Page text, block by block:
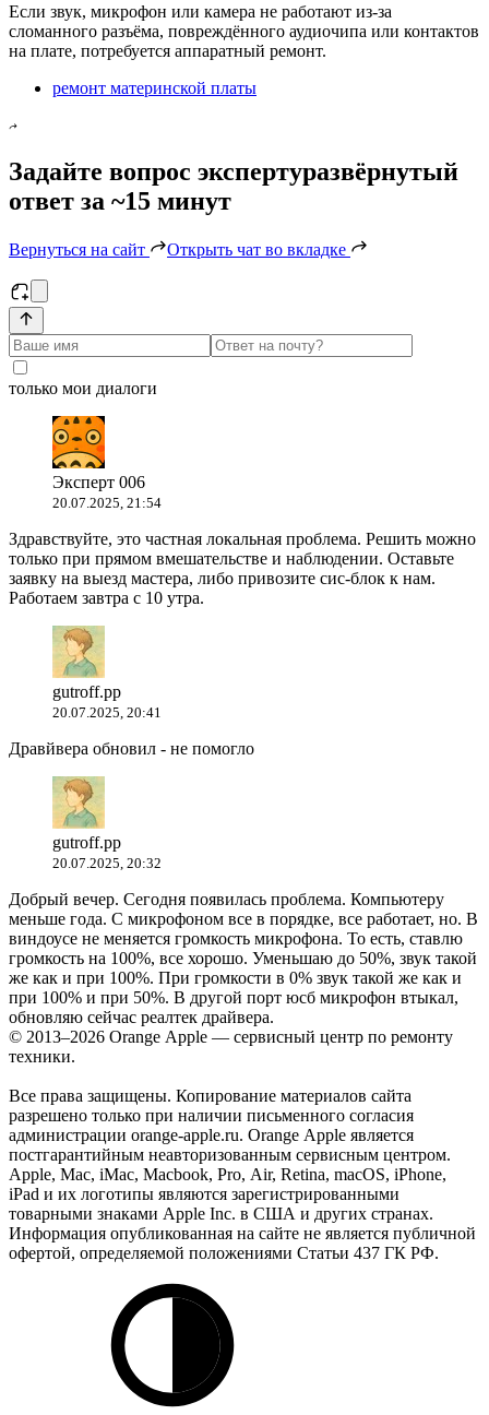
Если звук, микрофон или камера не работают из-за
сломанного разъёма, повреждённого аудиочипа или контактов
на плате, потребуется аппаратный ремонт.
ремонт материнской платы
Задайте вопрос экспертуразвёрнутый
ответ за ~15 минут
Вернуться на сайт Открыть чат во вкладке
только мои диалоги
Эксперт 006
20.07.2025, 21:54
Здравствуйте, это частная локальная проблема. Решить можно
только при прямом вмешательстве и наблюдении. Оставьте
заявку на выезд мастера, либо привозите сис-блок к нам.
Работаем завтра с 10 утра.
gutroff.pp
20.07.2025, 20:41
Дравйвера обновил - не помогло
gutroff.pp
20.07.2025, 20:32
Добрый вечер. Сегодня появилась проблема. Компьютеру
меньше года. С микрофоном все в порядке, все работает, но. В
виндоусе не меняется громкость микрофона. То есть, ставлю
громкость на 100%, все хорошо. Уменьшаю до 50%, звук такой
же как и при 100%. При громкости в 0% звук такой же как и
при 100% и при 50%. В другой порт юсб микрофон втыкал,
обновляю сейчас реалтек драйвера.
© 2013–2026 Orange Apple — сервисный центр по ремонту
техники.
Все права защищены. Копирование материалов сайта
разрешено только при наличии письменного согласия
администрации orange-apple.ru. Orange Apple является
постгарантийным неавторизованным сервисным центром.
Apple, Mac, iMac, Macbook, Pro, Air, Retina, macOS, iPhone,
iPad и их логотипы являются зарегистрированными
товарными знаками Apple Inc. в США и других странах.
Информация опубликованная на сайте не является публичной
офертой, определяемой положениями Статьи 437 ГК РФ.